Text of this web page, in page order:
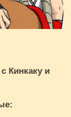
Кинкаку и